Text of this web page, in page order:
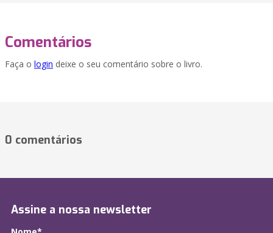
Comentários
Faça o login deixe o seu comentário sobre o livro.
0 comentários
Assine a nossa newsletter